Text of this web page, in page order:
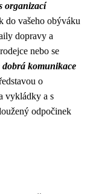
organizací
do vašeho obýváku
dopravy a
nebo se
dobrá komunikace
o
vykládky a s
odpočinek